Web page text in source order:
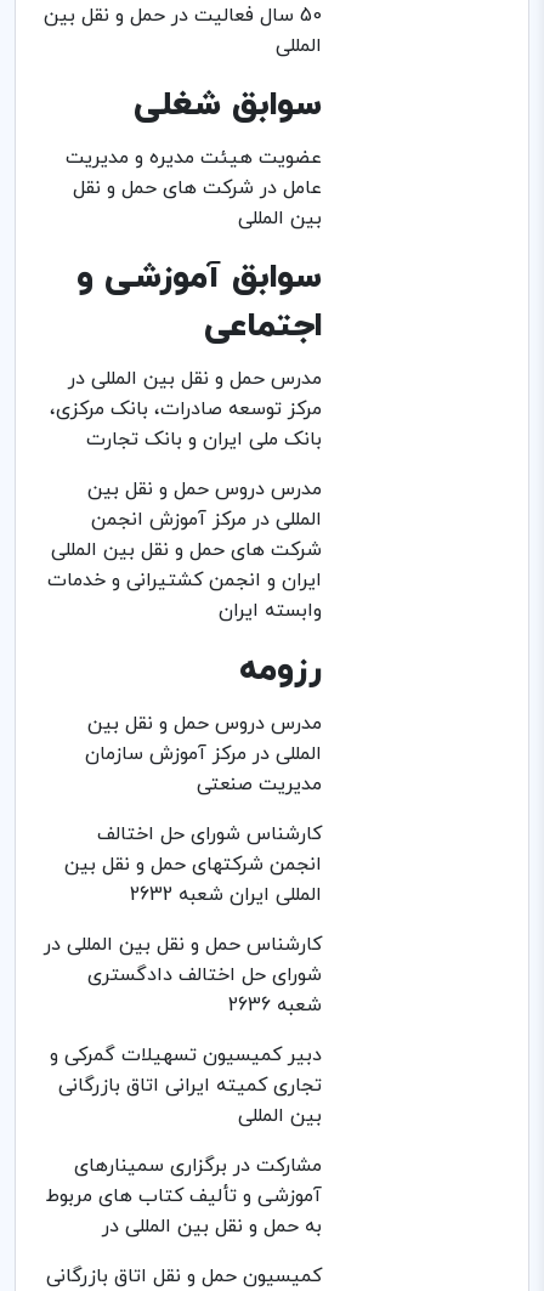
50 سال فعالیت در حمل و نقل بین
المللی
سوابق شغلی
عضویت هیئت مدیره و مدیریت
عامل در شرکت های حمل و نقل
بین المللی
سوابق آموزشی و
اجتماعی
مدرس حمل و نقل بین المللی در
مرکز توسعه صادرات، بانک مرکزی،
بانک ملی ایران و بانک تجارت
مدرس دروس حمل و نقل بین
المللی در مرکز آموزش انجمن
شرکت های حمل و نقل بین المللی
ایران و انجمن کشتیرانی و خدمات
وابسته ایران
رزومه
مدرس دروس حمل و نقل بین
المللی در مرکز آموزش سازمان
مدیریت صنعتی
کارشناس شورای حل اختالف
انجمن شرکتهای حمل و نقل بین
المللی ایران شعبه 2632
کارشناس حمل و نقل بین المللی در
شورای حل اختالف دادگستری
شعبه 2636
دبیر کمیسیون تسهیلات گمرکی و
تجاری کمیته ایرانی اتاق بازرگانی
بین المللی
مشارکت در برگزاری سمینارهای
آموزشی و تألیف کتاب های مربوط
به حمل و نقل بین المللی در
کمیسیون حمل و نقل اتاق بازرگانی